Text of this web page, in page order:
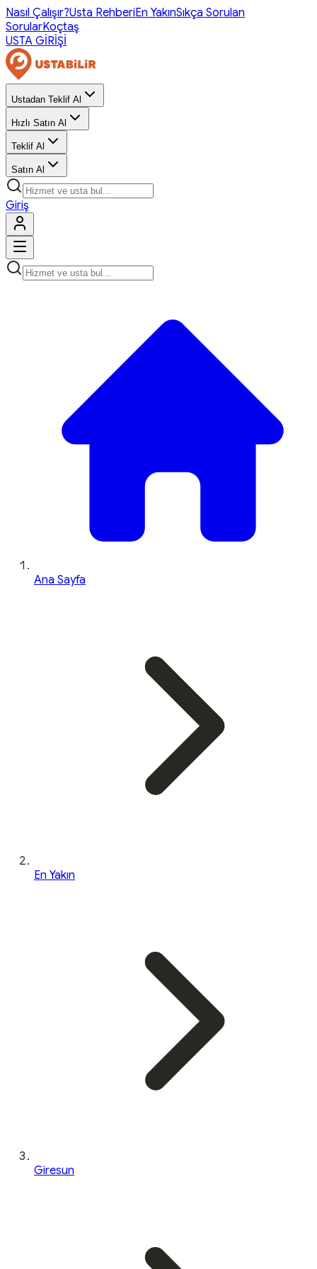
Nasıl Çalışır?Usta RehberiEn YakınSıkça Sorulan
SorularKoçtaş
USTA GİRİŞİ
Ustadan Teklif Al
Hızlı Satın Al
Teklif Al
Satın Al
Giriş
Ana Sayfa
En Yakın
Giresun